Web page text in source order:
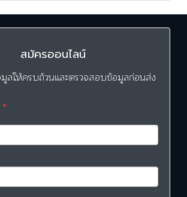
สมัครออนไลน์
ลให้ครบถ้วนและตรวจสอบข้อมูลก่อนส่ง
*